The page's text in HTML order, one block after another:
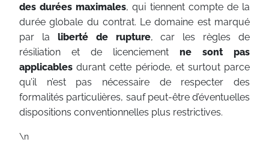
des durées maximales, qui tiennent compte de la
durée globale du contrat. Le domaine est marqué
par la liberté de rupture, car les règles de
résiliation et de licenciement ne sont pas
applicables durant cette période, et surtout parce
qu’il n’est pas nécessaire de respecter des
formalités particulières, sauf peut-être d’éventuelles
dispositions conventionnelles plus restrictives.
\n